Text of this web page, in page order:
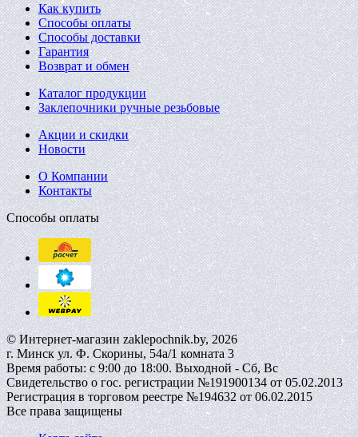
Как купить
Способы оплаты
Способы доставки
Гарантия
Возврат и обмен
Каталог продукции
Заклепочники ручные резьбовые
Акции и скидки
Новости
О Компании
Контакты
Способы оплаты
© Интернет-магазин zaklepochnik.by, 2026
г. Минск ул. Ф. Скорины, 54а/1 комната 3
Время работы: с 9:00 до 18:00. Выходной - Сб, Вс
Свидетельство о гос. регистрации №191900134 от 05.02.2013
Регистрация в торговом реестре №194632 от 06.02.2015
Все права защищены